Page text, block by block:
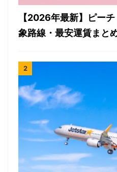
【2026年最新】ピー
象路線・最安運賃まと